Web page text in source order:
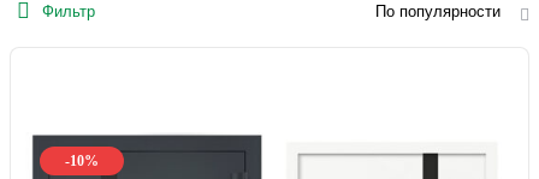
Фильтр По популярности
-10%